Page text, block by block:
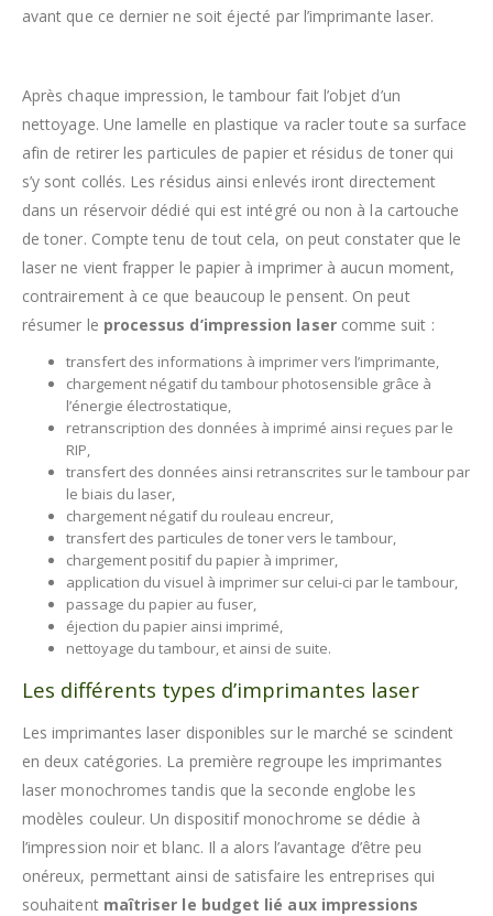
avant que ce dernier ne soit éjecté par l’imprimante laser.
Après chaque impression, le tambour fait l’objet d’un
nettoyage. Une lamelle en plastique va racler toute sa surface
afin de retirer les particules de papier et résidus de toner qui
s’y sont collés. Les résidus ainsi enlevés iront directement
dans un réservoir dédié qui est intégré ou non à la cartouche
de toner. Compte tenu de tout cela, on peut constater que le
laser ne vient frapper le papier à imprimer à aucun moment,
contrairement à ce que beaucoup le pensent. On peut
résumer le processus d’impression laser comme suit :
transfert des informations à imprimer vers l’imprimante,
chargement négatif du tambour photosensible grâce à
l’énergie électrostatique,
retranscription des données à imprimé ainsi reçues par le
RIP,
transfert des données ainsi retranscrites sur le tambour par
le biais du laser,
chargement négatif du rouleau encreur,
transfert des particules de toner vers le tambour,
chargement positif du papier à imprimer,
application du visuel à imprimer sur celui-ci par le tambour,
passage du papier au fuser,
éjection du papier ainsi imprimé,
nettoyage du tambour, et ainsi de suite.
Les différents types d’imprimantes laser
Les imprimantes laser disponibles sur le marché se scindent
en deux catégories. La première regroupe les imprimantes
laser monochromes tandis que la seconde englobe les
modèles couleur. Un dispositif monochrome se dédie à
l’impression noir et blanc. Il a alors l’avantage d’être peu
onéreux, permettant ainsi de satisfaire les entreprises qui
souhaitent maîtriser le budget lié aux impressions